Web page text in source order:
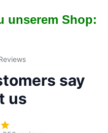
unserem Shop: